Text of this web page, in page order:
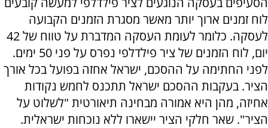
לוח זמנים ארוך יותר מאשר מסגרת הזמנים הקבועה
לעסקה. כלומר לעומת העסקה המדברת על טווח של 42
יום, לוח הזמנים של ציר פילדלפי נפרס על פני 50 ימים.
לפני החתימה על ההסכם, ישראל אחזה בפועל בכל אורך
הציר. בעקבות ההסכם ישראל תתכנס לחמש נקודות
אחיזה, מהן היא אמורה מבחינה תיאורטית "לשלוט על
הציר". שאר חלקי הציר יישארו ללא נוכחות ישראלית.